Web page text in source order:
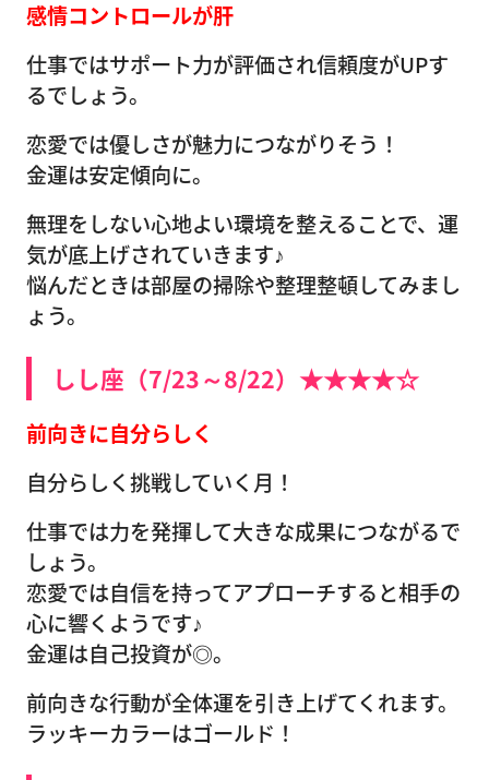
感情コントロールが肝
仕事ではサポート力が評価され信頼度がUPす
るでしょう。
恋愛では優しさが魅力につながりそう！
金運は安定傾向に。
無理をしない心地よい環境を整えることで、運
気が底上げされていきます♪
悩んだときは部屋の掃除や整理整頓してみまし
ょう。
しし座（7/23～8/22）★★★★☆
前向きに自分らしく
自分らしく挑戦していく月！
仕事では力を発揮して大きな成果につながるで
しょう。
恋愛では自信を持ってアプローチすると相手の
心に響くようです♪
金運は自己投資が◎。
前向きな行動が全体運を引き上げてくれます。
ラッキーカラーはゴールド！